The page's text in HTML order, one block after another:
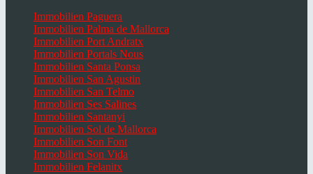
Immobilien Paguera
Immobilien Palma de Mallorca
Immobilien Port Andratx
Immobilien Portals Nous
Immobilien Santa Ponsa
Immobilien San Agustin
Immobilien San Telmo
Immobilien Ses Salines
Immobilien Santanyi
Immobilien Sol de Mallorca
Immobilien Son Font
Immobilien Son Vida
Immobilien Felanitx